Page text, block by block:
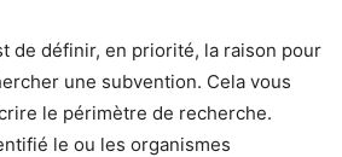
de définir, en priorité, la raison pour
une subvention. Cela vous
le périmètre de recherche.
le ou les organismes